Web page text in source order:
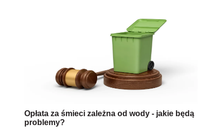
Opłata za śmieci zależna od wody - jakie będą
problemy?